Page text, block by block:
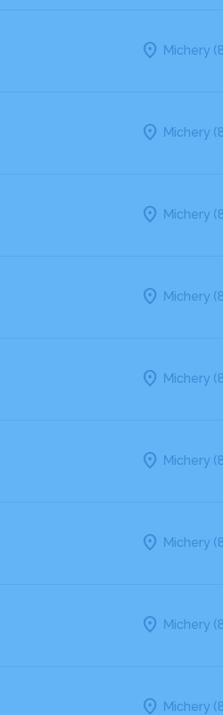
Michery
Michery
Michery
Michery
Michery
Michery
Michery
Michery
Michery